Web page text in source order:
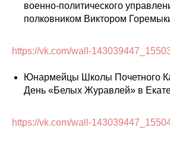
военно-политического
полковником Виктором
https://vk.com/wall-
Юнармейцы Школы Почетного
День «Белых Журавлей» в
https://vk.com/wall-